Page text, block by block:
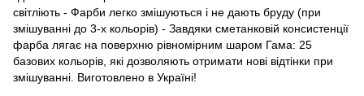
світліють - Фарби легко змішуються і не дають бруду (при
змішуванні до 3-х кольорів) - Завдяки сметанковій консистенції
фарба лягає на поверхню рівномірним шаром Гама: 25
базових кольорів, які дозволяють отримати нові відтінки при
змішуванні. Виготовлено в Україні!